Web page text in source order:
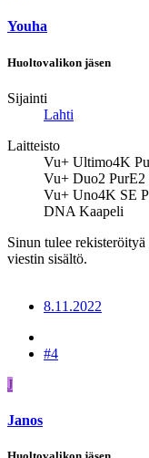
Youha
Huoltovalikon jäsen
Sijainti
Lahti
Laitteisto
Vu+ Ultimo4K
Vu+ Duo2 PurE2
Vu+ Uno4K SE
DNA Kaapeli
Sinun tulee
viestin sisältö.
8.11.2022
#4
J
Janos